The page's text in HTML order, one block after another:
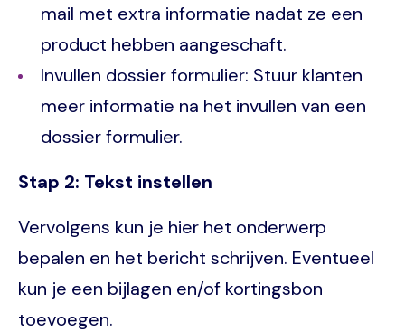
mail met extra informatie nadat ze een
product hebben aangeschaft.
Invullen dossier formulier: Stuur klanten
meer informatie na het invullen van een
dossier formulier.
Stap 2: Tekst instellen
Vervolgens kun je hier het onderwerp
bepalen en het bericht schrijven. Eventueel
kun je een bijlagen en/of kortingsbon
toevoegen.